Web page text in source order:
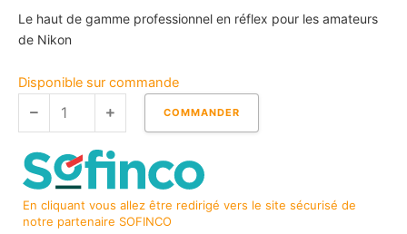
Le haut de gamme professionnel en réflex pour les amateurs
de Nikon
Disponible sur commande
quantité
COMMANDER
En cliquant vous allez être redirigé vers le site sécurisé de
notre partenaire SOFINCO